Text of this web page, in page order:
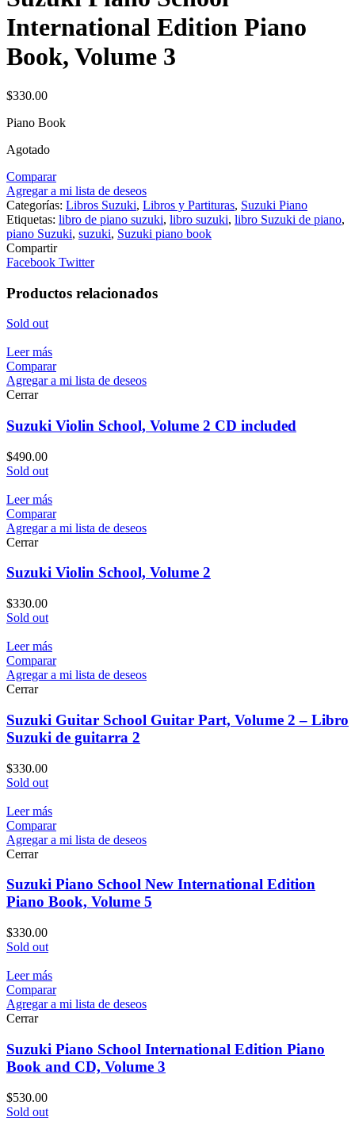
International Edition Piano
Book, Volume 3
$330.00
Piano Book
Agotado
Comparar
Agregar a mi lista de deseos
Categorías: Libros Suzuki, Libros y Partituras, Suzuki Piano
Etiquetas: libro de piano suzuki, libro suzuki, libro Suzuki de piano,
piano Suzuki, suzuki, Suzuki piano book
Compartir
Facebook Twitter
Productos relacionados
Sold out
Leer más
Comparar
Agregar a mi lista de deseos
Cerrar
Suzuki Violin School, Volume 2 CD included
$490.00
Sold out
Leer más
Comparar
Agregar a mi lista de deseos
Cerrar
Suzuki Violin School, Volume 2
$330.00
Sold out
Leer más
Comparar
Agregar a mi lista de deseos
Cerrar
Suzuki Guitar School Guitar Part, Volume 2 – Libro
Suzuki de guitarra 2
$330.00
Sold out
Leer más
Comparar
Agregar a mi lista de deseos
Cerrar
Suzuki Piano School New International Edition
Piano Book, Volume 5
$330.00
Sold out
Leer más
Comparar
Agregar a mi lista de deseos
Cerrar
Suzuki Piano School International Edition Piano
Book and CD, Volume 3
$530.00
Sold out